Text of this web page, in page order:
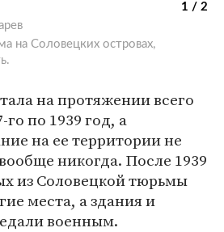
1 / 2
на Соловецких островах,
на протяжении всего
го по 1939 год, а
на ее территории не
никогда. После 1939
из Соловецкой тюрьмы
места, а здания и
военным.